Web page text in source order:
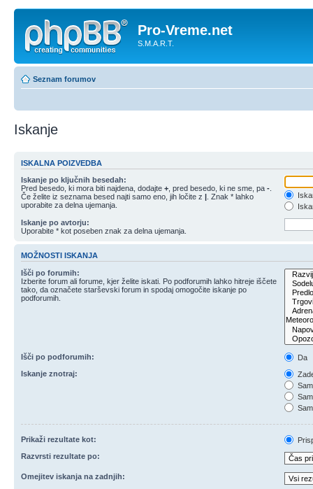
Pro-Vreme.net
S.M.A.R.T.
Seznam forumov
Iskanje
ISKALNA POIZVEDBA
Iskanje po ključnih besedah:
Pred besedo, ki mora biti najdena, dodajte + , pred besedo, ki ne sme, pa -
Če želite iz seznama besed najti samo eno, jih ločite z | . Znak * lahko
uporabite za delna ujemanja.
Iskanje po avtorju:
Uporabite * kot poseben znak za delna ujemanja.
MOŽNOSTI ISKANJA
Išči po forumih:
Izberite forum ali forume, kjer želite iskati. Po podforumih lahko hitreje iščete
tako, da označete starševski forum in spodaj omogočite iskanje po
podforumih.
Išči po podforumih:
Da
Iskanje znotraj:
Prikaži rezultate kot:
Razvrsti rezultate po:
Omejitev iskanja na zadnjih: